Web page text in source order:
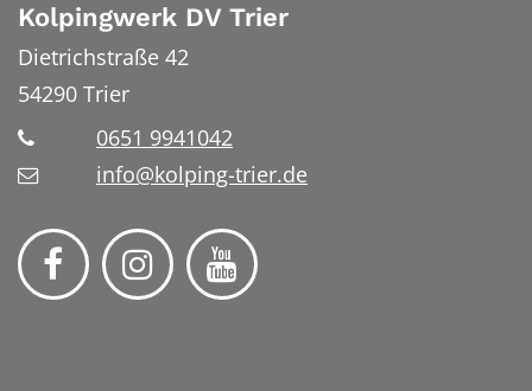
Kolpingwerk DV Trier
Dietrichstraße 42
54290 Trier
0651 9941042
info@kolping-trier.de